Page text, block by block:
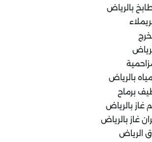
بالرياض
بالرياض
برماح
غاز بالرياض
غاز بالرياض
الرياض